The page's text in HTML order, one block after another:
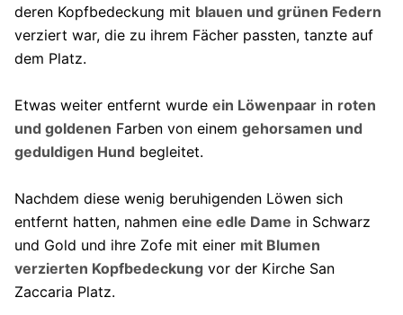
deren Kopfbedeckung mit blauen und grünen Federn
verziert war, die zu ihrem Fächer passten, tanzte auf
dem Platz.
Etwas weiter entfernt wurde ein Löwenpaarin roten
und goldenen Farben von einem gehorsamen und
geduldigen Hund begleitet.
Nachdem diese wenig beruhigenden Löwen sich
entfernt hatten, nahmen eine edle Dame in Schwarz
und Gold und ihre Zofe mit einer mit Blumen
verzierten Kopfbedeckungvor der Kirche San
Zaccaria Platz.